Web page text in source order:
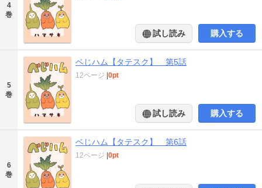
4
巻
試し読み 購入する
5
巻
ベじハム【タテスク】 第5話
12ページ |0pt
試し読み 購入する
6
巻
ベじハム【タテスク】 第6話
12ページ |0pt